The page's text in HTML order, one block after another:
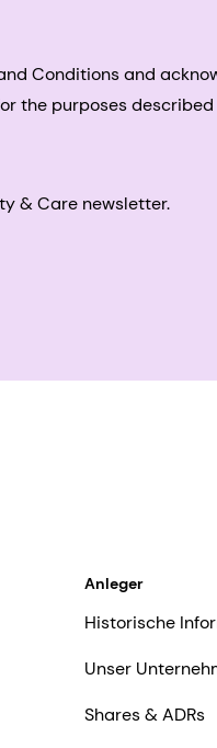
Conditions and
the purposes described
& Care newsletter.
Anleger
Historische
Unser
Shares & ADRs